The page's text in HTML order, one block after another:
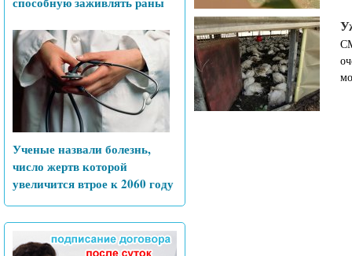
Ученые назвали болезнь,
число жертв которой
увеличится втрое к 2060 году